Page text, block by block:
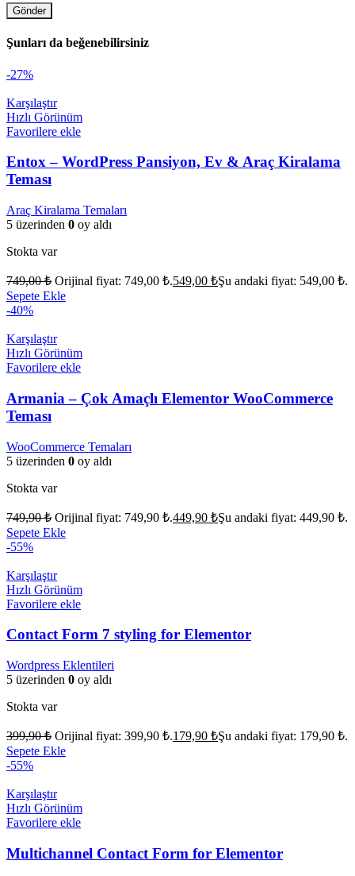
Şunları da beğenebilirsiniz
-27%
Karşılaştır
Hızlı Görünüm
Favorilere ekle
Entox – WordPress Pansiyon, Ev & Araç Kiralama
Teması
Araç Kiralama Temaları
5 üzerinden 0 oy aldı
Stokta var
749,00₺ Orijinal fiyat: 749,00 ₺.549,00 ₺Şu andaki fiyat: 549,00 ₺.
Sepete Ekle
-40%
Karşılaştır
Hızlı Görünüm
Favorilere ekle
Armania – Çok Amaçlı Elementor WooCommerce
Teması
WooCommerce Temaları
5 üzerinden 0 oy aldı
Stokta var
749,90₺ Orijinal fiyat: 749,90 ₺.449,90 ₺Şu andaki fiyat: 449,90 ₺.
Sepete Ekle
-55%
Karşılaştır
Hızlı Görünüm
Favorilere ekle
Contact Form 7 styling for Elementor
Wordpress Eklentileri
5 üzerinden 0 oy aldı
Stokta var
399,90₺ Orijinal fiyat: 399,90 ₺.179,90 ₺Şu andaki fiyat: 179,90 ₺.
Sepete Ekle
-55%
Karşılaştır
Hızlı Görünüm
Favorilere ekle
Multichannel Contact Form for Elementor